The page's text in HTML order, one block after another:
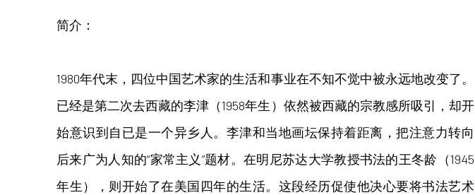
简介：
1980年代末，四位中国艺术家的生活和事业在不知不觉中被永远地改变了。
已经是第二次去西藏的李津（1958年生）依然被西藏的宗教感所吸引，却开
始意识到自已是一个异乡人。李津和当地画坛保持着距离，把注意力转向
后来广为人知的“家常主义”题材。在明尼苏达大学教授书法的王冬龄（1945
年生），则开始了在美国四年的生活。这段经历促使他决心要将书法艺术